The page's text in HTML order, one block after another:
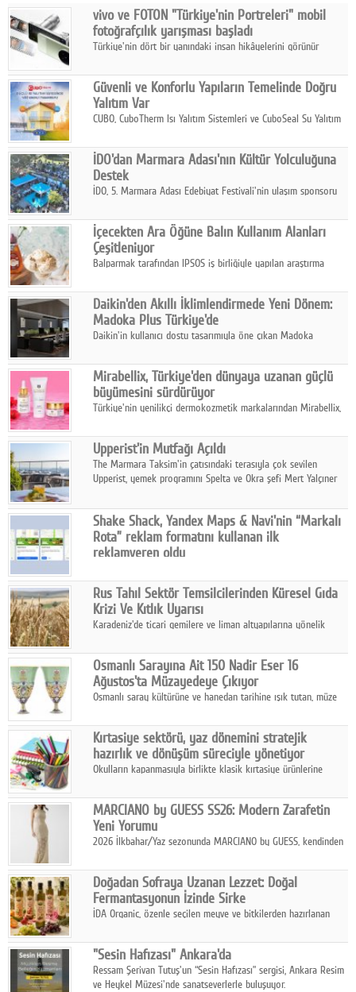
Facebook
Diziler
Karikatür
Youtube
Polemik
Reklam
Yazarlar
Künye
SOSYAL MEDYA
Facebook
Twitter
Google Plus
© 2026 TÜM HAKLARI SAKLIDIR
vivo ve FOTON "Türkiye'nin Portreleri" mobil
fotoğrafçılık yarışması başladı
Türkiye'nin dört bir yanındaki insan hikâyelerini görünür
insanını, kültürünü ve yaşamını portre fotoğraflarıyla
anlatmaya davet ediyor.
Güvenli ve Konforlu Yapıların Temelinde Doğru
Yalıtım Var
CUBO, CuboTherm Isı Yalıtım Sistemleri ve CuboSeal Su Yalıtım
ve sürdürülebilir çözümler sunuyor.
İDO'dan Marmara Adası'nın Kültür Yolculuğuna
Destek
İDO, 5. Marmara Adası Edebiyat Festivali'nin ulaşım sponsoru
ettiriyor.
İçecekten Ara Öğüne Balın Kullanım Alanları
Çeşitleniyor
Balparmak tarafından IPSOS iş birliğiyle yapılan araştırma
ıhlamur gibi içeceklerde tercih ettiğini ortaya koyuyor.
Daikin'den Akıllı İklimlendirmede Yeni Dönem:
Madoka Plus Türkiye'de
Daikin'in kullanıcı dostu tasarımıyla öne çıkan Madoka
kontrol ünitesi Madoka Plus Türkiye'de satışa sunuldu.
Mirabellix, Türkiye'den dünyaya uzanan güçlü
büyümesini sürdürüyor
Türkiye'nin yenilikçi dermokozmetik markalarından Mirabellix,
ürünleriyle hem yurt içinde hem de uluslararası pazarlarda
büyümesini sürdürüyor.
Upperist'in Mutfağı Açıldı
The Marmara Taksim'in çatısındaki terasıyla çok sevilen
Upperist, yemek programını Spelta ve Okra şefi Mert Yalçıner
Shake Shack, Yandex Maps & Navi'nin “Markalı
Rota” reklam formatını kullanan ilk
reklamveren oldu
artırmak amacıyla Cereyan Medya ve Yandex Ads iş birliğiyle
Yandex Maps & Navi'nin yeni "Markalı Rota" reklam formatını
kullanan ilk marka oldu.
Rus Tahıl Sektör Temsilcilerinden Küresel Gıda
Krizi Ve Kıtlık Uyarısı
Karadeniz'de ticari gemilere ve liman altyapılarına yönelik
geçirdi.
Osmanlı Sarayına Ait 150 Nadir Eser 16
Ağustos'ta Müzayedeye Çıkıyor
Osmanlı saray kültürüne ve hanedan tarihine ışık tutan, müze
Ağustos'ta Arthill Müzecilik'in düzenleyeceği özel müzayedede
koleksiyonerlerle buluşuyor
Kırtasiye sektörü, yaz dönemini stratejik
hazırlık ve dönüşüm süreciyle yönetiyor
Okulların kapanmasıyla birlikte klasik kırtasiye ürünlerine
sanat ve eğitici aktivite ürünleriyle dinamik bir biçimde
geçiriyor.
MARCIANO by GUESS SS26: Modern Zarafetin
Yeni Yorumu
2026 İlkbahar/Yaz sezonunda MARCIANO by GUESS, kendinden
Doğadan Sofraya Uzanan Lezzet: Doğal
Fermantasyonun İzinde Sirke
İDA Organic, özenle seçilen meyve ve bitkilerden hazırlanan
sofralarına taşıyor.
"Sesin Hafızası" Ankara'da
Ressam Şerivan Tutuş'un “Sesin Hafızası” sergisi, Ankara Resim
ve Heykel Müzesi'nde sanatseverlerle buluşuyor.